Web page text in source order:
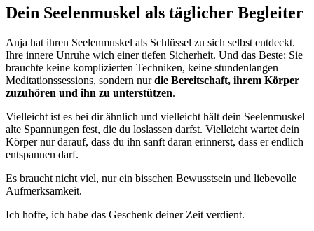
Dein Seelenmuskel als täglicher Begleiter
Anja hat ihren Seelenmuskel als Schlüssel zu sich selbst entdeckt.
Ihre innere Unruhe wich einer tiefen Sicherheit. Und das Beste: Sie
brauchte keine komplizierten Techniken, keine stundenlangen
Meditationssessions, sondern nurdie Bereitschaft, ihrem Körper
zuzuhören und ihn zu unterstützen.
Vielleicht ist es bei dir ähnlich und vielleicht hält dein Seelenmuskel
alte Spannungen fest, die du loslassen darfst. Vielleicht wartet dein
Körper nur darauf, dass du ihn sanft daran erinnerst, dass er endlich
entspannen darf.
Es braucht nicht viel, nur ein bisschen Bewusstsein und liebevolle
Aufmerksamkeit.
Ich hoffe, ich habe das Geschenk deiner Zeit verdient.